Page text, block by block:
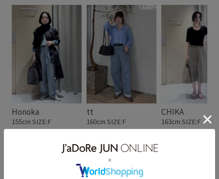
Honoka
155cm SIZE:F
tt
160cm SIZE:F
CHIKA
163cm SIZE:F
スタッフレビュー